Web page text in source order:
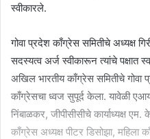
स्वीकारले.
गोवा प्रदेश काँग्रेस समितीचे अध्यक्ष
सदस्यत्व अर्ज स्वीकारून त्यांचे पक्षात
अखिल भारतीय काँग्रेस समितीचे गोवा
काँग्रेसचा ध्वज सुपूर्द केला. यावेळी
निंबाळकर, जीपीसीसीचे कार्याध्यक्ष
काँग्रेस अध्यक्ष पीटर डिसोझा, महिला